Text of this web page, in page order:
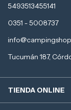
5493513455141
0351 - 5008737
Tucumán 187,
TIENDA ONLINE